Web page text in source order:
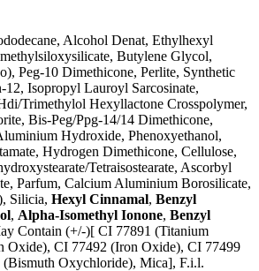
Alcohol Denat, Ethylhexyl
Butylene Glycol,
Peg-10 Dimethicone, Perlite, Synthetic
Isopropyl Lauroyl Sarcosinate,
Trimethylol Hexyllactone Crosspolymer,
Bis-Peg/Ppg-14/14 Dimethicone,
Hydroxide, Phenoxyethanol,
Hydrogen Dimethicone, Cellulose,
Tetraisostearate, Ascorbyl
Parfum, Calcium Aluminium Borosilicate,
Silicia, Hexyl Cinnamal, Benzyl
, Alpha-Isomethyl Ionone, Benzyl
Contain (+/-)[ CI 77891 (Titanium
Oxide), CI 77492 (Iron Oxide), CI 77499
Oxychloride), Mica], F.i.l.